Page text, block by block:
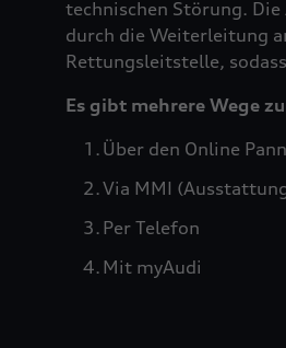
technischen Störung.
durch die Weiterleitung
Rettungsleitstelle,
Es gibt mehrere Wege
Über den Online
Via MMI
Per Telefon
Mit myAudi